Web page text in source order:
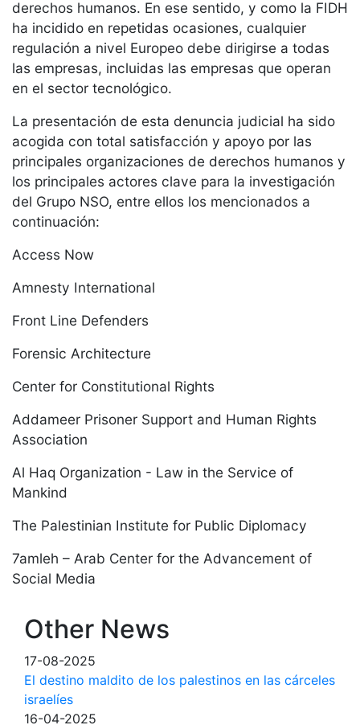
derechos humanos. En ese sentido, y como la FIDH
ha incidido en repetidas ocasiones, cualquier
regulación a nivel Europeo debe dirigirse a todas
las empresas, incluidas las empresas que operan
en el sector tecnológico.
La presentación de esta denuncia judicial ha sido
acogida con total satisfacción y apoyo por las
principales organizaciones de derechos humanos y
los principales actores clave para la investigación
del Grupo NSO, entre ellos los mencionados a
continuación:
Access Now
Amnesty International
Front Line Defenders
Forensic Architecture
Center for Constitutional Rights
Addameer Prisoner Support and Human Rights
Association
Al Haq Organization - Law in the Service of
Mankind
The Palestinian Institute for Public Diplomacy
7amleh – Arab Center for the Advancement of
Social Media
Other News
17-08-2025
El destino maldito de los palestinos en las cárceles
israelíes
16-04-2025